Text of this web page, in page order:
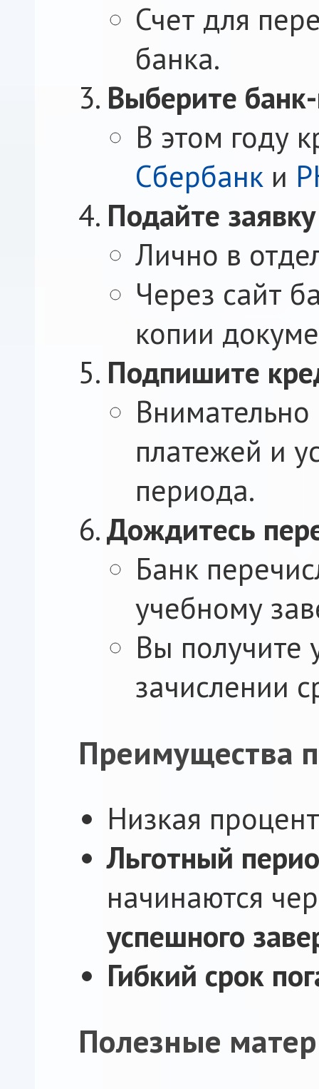
Счет для
банка.
Выберите
В этом году
Сбербанк и
Подайте заявку
Лично в
Через сайт
копии
Подпишите
платежей и
периода.
Дождитесь
Банк
учебному
Вы получите
зачислении
Преимущества
Низкая
Льготный
начинаются
успешного
Гибкий срок
Полезные